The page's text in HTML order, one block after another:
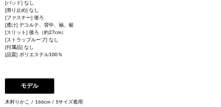
[パッド] なし
[滑り止め] なし
[ファスナー] 後ろ
[透け] デコルテ、背中、袖、裾
[スリット] 後ろ（約27cm）
[ストラップループ] なし
[付属品] なし
[品質] ポリエステル100％
モデル
木村りかこ / 166cm / Sサイズ着用